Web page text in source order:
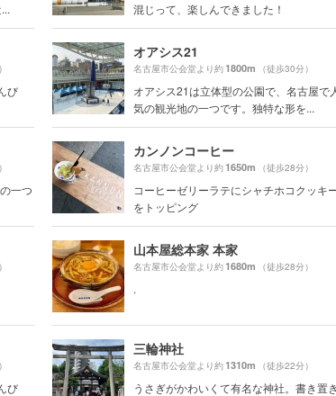
混じって、楽しんできました！
び
オアシス21
名古屋市公会堂より約1800m （徒歩30分）
オアシス21は立体型の公園で、名古屋で
気の観光地の一つです。独特な形を...
一つ
カンノンコーヒー
名古屋市公会堂より約1650m （徒歩28分）
コーヒーゼリーラテにシャチホコクッキ
をトッピング
山本屋総本家 本家
名古屋市公会堂より約1680m （徒歩28分）
.
び
三輪神社
名古屋市公会堂より約1310m （徒歩22分）
うさぎがかわいくて有名な神社。書き置き